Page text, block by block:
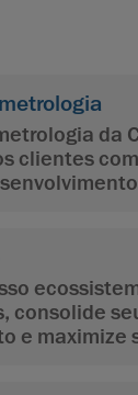
da
clientes
consolide
e maximize